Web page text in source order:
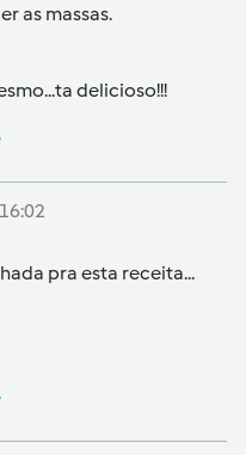
as massas.
delicioso!!!
pra esta receita...